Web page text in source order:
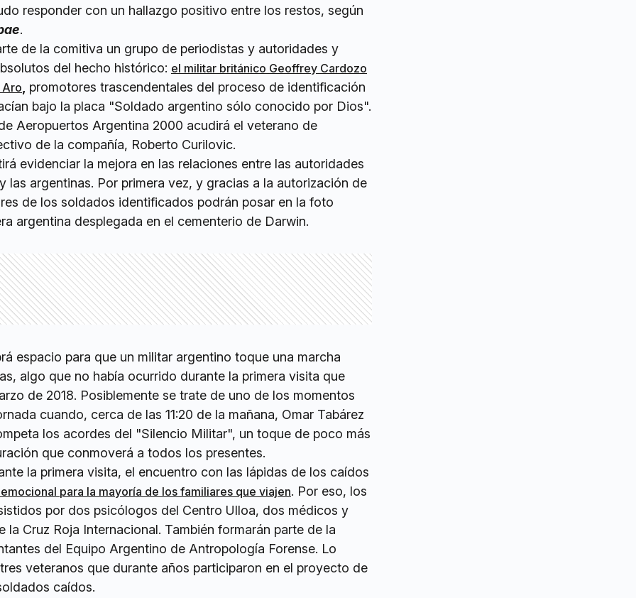
responder con un hallazgo positivo entre los restos, según
.
de la comitiva un grupo de periodistas y autoridades y
del hecho histórico: el militar británico Geoffrey Cardozo
Aro, promotores trascendentales del proceso de identificación
bajo la placa "Soldado argentino sólo conocido por Dios".
Aeropuertos Argentina 2000 acudirá el veterano de
de la compañía, Roberto Curilovic.
evidenciar la mejora en las relaciones entre las autoridades
las argentinas. Por primera vez, y gracias a la autorización de
de los soldados identificados podrán posar en la foto
argentina desplegada en el cementerio de Darwin.
espacio para que un militar argentino toque una marcha
algo que no había ocurrido durante la primera visita que
de 2018. Posiblemente se trate de uno de los momentos
cuando, cerca de las 11:20 de la mañana, Omar Tabárez
los acordes del "Silencio Militar", un toque de poco más
que conmoverá a todos los presentes.
la primera visita, el encuentro con las lápidas de los caídos
para la mayoría de los familiares que viajen. Por eso, los
por dos psicólogos del Centro Ulloa, dos médicos y
la Cruz Roja Internacional. También formarán parte de la
del Equipo Argentino de Antropología Forense. Lo
veteranos que durante años participaron en el proyecto de
caídos.